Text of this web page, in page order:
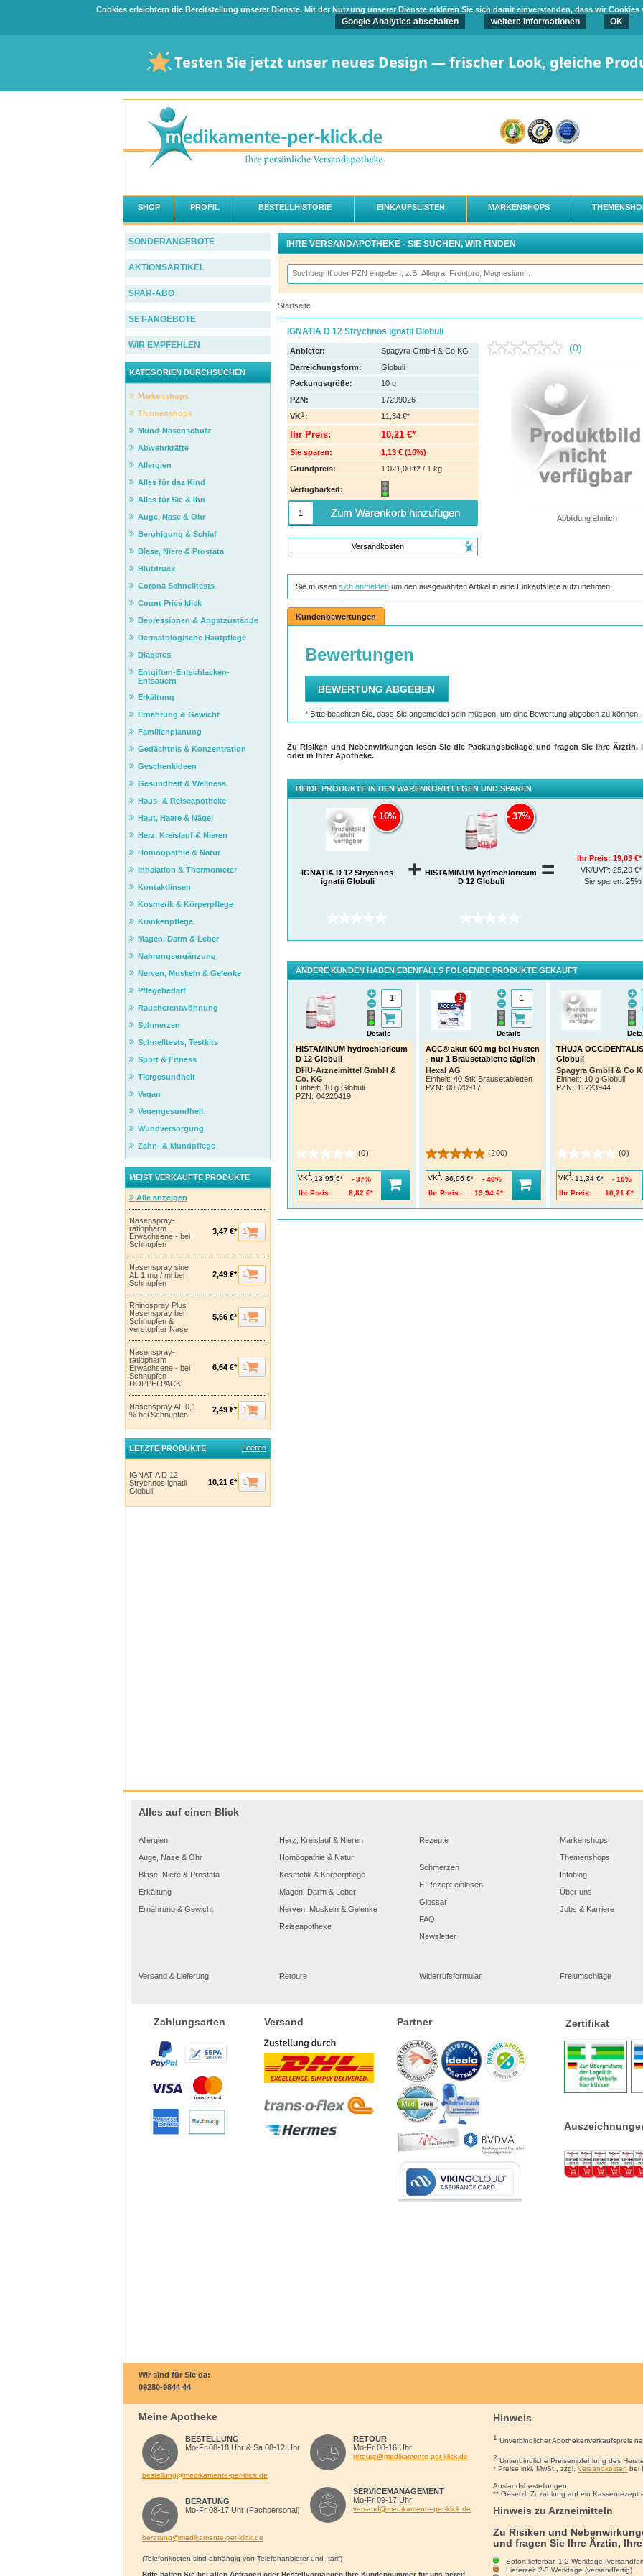
Cookies erleichtern die Bereitstellung unserer Dienste. Mit der Nutzung unserer Dienste erklären Sie sich damit einverstanden, dass wir
Google Analytics abschalten weitere Informationen OK
Testen Sie jetzt unser neues Design — frischer Look, gleiche
SHOP PROFIL BESTELLHISTORIE EINKAUFSLISTEN MARKENSHOPS
IHRE VERSANDAPOTHEKE - SIE SUCHEN, WIR FINDEN
Startseite
IGNATIA D 12 Strychnos ignatii Globuli
(0)
Abbildung ähnlich
Anbieter:
Spagyra GmbH & Co KG
Darreichungsform:
Globuli
Packungsgröße:
10 g
PZN:
17299026
VK1: 11,34 €*
Ihr Preis: 10,21 €*
Sie sparen: 1,13 € (10%)
Grundpreis:
1.021,00 €* / 1 kg
Verfügbarkeit:
Zum Warenkorb hinzufügen
Versandkosten
Sie müssen sich anmeldenum den ausgewählten Artikel in eine Einkaufsliste aufzunehmen.
Kundenbewertungen
Zu Risiken und Nebenwirkungen lesen Sie die Packungsbeilage und fragen Sie Ihre Ärztin,
oder in Ihrer Apotheke.
BEIDE PRODUKTE IN DEN WARENKORB LEGEN UND SPAREN
IGNATIA D 12 Strychnos
ignatii Globuli
(0)
10%
+ HISTAMINUM hydrochloricum
D 12 Globuli
(0)
37%
= Ihr Preis:19,03 €*
VK/UVP:25,29 €*
Sie sparen:25%
ANDERE KUNDEN HABEN EBENFALLS FOLGENDE PRODUKTE GEKAUFT
HISTAMINUM hydrochloricum
D 12 Globuli
DHU-Arzneimittel GmbH &
Co. KG
Einheit: 10 g Globuli
PZN: 04220419
Details
(0)
VK
1
: 13,95 €*
Ihr Preis:
8,82 €*
37%
ACC® akut 600 mg bei Husten
- nur 1 Brausetablette täglich
Hexal AG
Einheit: 40 Stk Brausetabletten
PZN: 00520917
Details
(200)
VK
1
: 36,96 €*
Ihr Preis:
19,94 €*
46%
THUJA
Globuli
Spagyra GmbH & Co
Einheit: 10 g Globuli
PZN: 11223944
(0)
VK
1
: 11,34 €*
Ihr Preis:
10,21 €*
10%
SONDERANGEBOTE
AKTIONSARTIKEL
SPAR-ABO
SET-ANGEBOTE
WIR EMPFEHLEN
KATEGORIEN DURCHSUCHEN
Markenshops
Themenshops
Mund-Nasenschutz
Abwehrkräfte
Allergien
Alles für das Kind
Alles für Sie & Ihn
Auge, Nase & Ohr
Beruhigung & Schlaf
Blase, Niere & Prostata
Blutdruck
Corona Schnelltests
Count Price klick
Depressionen & Angstzustände
Dermatologische Hautpflege
Diabetes
Entgiften-Entschlacken-
Entsäuern
Erkältung
Ernährung & Gewicht
Familienplanung
Gedächtnis & Konzentration
Geschenkideen
Gesundheit & Wellness
Haus- & Reiseapotheke
Haut, Haare & Nägel
Herz, Kreislauf & Nieren
Homöopathie & Natur
Inhalation & Thermometer
Kontaktlinsen
Kosmetik & Körperpflege
Krankenpflege
Magen, Darm & Leber
Nahrungsergänzung
Nerven, Muskeln & Gelenke
Pflegebedarf
Raucherentwöhnung
Schmerzen
Schnelltests, Testkits
Sport & Fitness
Tiergesundheit
Vegan
Venengesundheit
Wundversorgung
Zahn- & Mundpflege
MEIST VERKAUFTE PRODUKTE
Alle anzeigen
Nasenspray-
ratiopharm
Erwachsene - bei
Schnupfen
3,47 €* 1
Nasenspray sine
AL 1 mg / ml bei
Schnupfen
2,49 €* 1
Rhinospray Plus
Nasenspray bei
Schnupfen &
verstopfter Nase
5,66 €* 1
Nasenspray-
ratiopharm
Erwachsene - bei
Schnupfen -
DOPPELPACK
6,64 €* 1
Nasenspray AL 0,1
% bei Schnupfen
2,49 €* 1
LETZTE PRODUKTE Leeren
IGNATIA D 12
Strychnos ignatii
Globuli
10,21 €* 1
Alles auf einen Blick
Allergien
Auge, Nase & Ohr
Blase, Niere & Prostata
Erkältung
Ernährung & Gewicht
Herz, Kreislauf & Nieren
Homöopathie & Natur
Kosmetik & Körperpflege
Magen, Darm & Leber
Nerven, Muskeln & Gelenke
Reiseapotheke
Rezepte
Schmerzen
E-Rezept einlösen
Glossar
FAQ
Newsletter
Markenshops
Themenshops
Infoblog
Über uns
Jobs & Karriere
Versand & Lieferung Retoure Widerrufsformular Freiumschläge
Zahlungsarten Versand Partner Zertifikat
Wir sind für Sie da:
09280-9844 44
Meine Apotheke
BESTELLUNG
Mo-Fr 08-18 Uhr & Sa 08-12 Uhr
bestellung@medikamente-per-klick.de
BERATUNG
Mo-Fr 08-17 Uhr (Fachpersonal)
beratung@medikamente-per-klick.de
RETOUR
Mo-Fr 08-16 Uhr
retoure@medikamente-per-klick.de
SERVICEMANAGEMENT
Mo-Fr 09-17 Uhr
versand@medikamente-per-klick.de
(Telefonkosten sind abhängig von Telefonanbieter und -tarif)
Bitte halten Sie bei allen Anfragen oder Bestellvorgängen Ihre Kundennummer für uns bereit.
Hinweis
1 Unverbindlicher Apothekenverkaufspreis
2 Unverbindliche Preisempfehlung des
* Preise inkl. MwSt., zzgl.Versandkosten bei
Auslandsbestellungen.
** Gesetzl. Zuzahlung auf ein Kassenrezept
Hinweis zu Arzneimitteln
Zu Risiken und
und fragen Sie Ihre Ärztin,
Sofort lieferbar, 1-2 Werktage
Lieferzeit 2-3 Werktage (versandfertig)